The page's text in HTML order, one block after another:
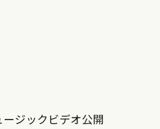
ージックビデオ公開